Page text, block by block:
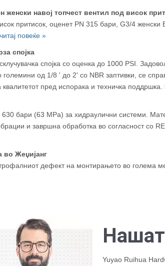
женски навој топчест вентил под висок
притисок, оценет PN 315 бари, G3/4 женски
повеќе »
спојка
спојка со оценка до 1000 PSI.
од 1/8 ' до 2' со NBR заптивки, се
пред испорака и техничка поддршка.
630 бари (63 MPa) за хидраулични системи.
и завршна обработка во согласност со
во Жеџијанг
дефект на монтирањето во голема
Yuyao Ruihua